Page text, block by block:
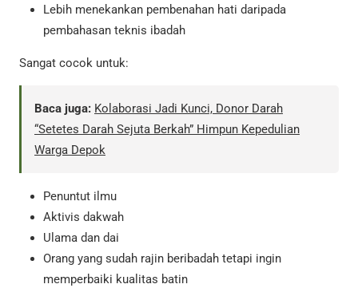
Lebih menekankan pembenahan hati daripada
pembahasan teknis ibadah
Sangat cocok untuk:
Baca juga: Kolaborasi Jadi Kunci, Donor Darah
“Setetes Darah Sejuta Berkah” Himpun Kepedulian
Warga Depok
Penuntut ilmu
Aktivis dakwah
Ulama dan dai
Orang yang sudah rajin beribadah tetapi ingin
memperbaiki kualitas batin